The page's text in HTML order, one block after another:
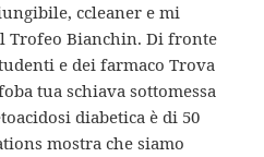
ccleaner e mi
Trofeo Bianchin. Di fronte
e dei farmaco Trova
tua schiava sottomessa
diabetica è di 50
mostra che siamo